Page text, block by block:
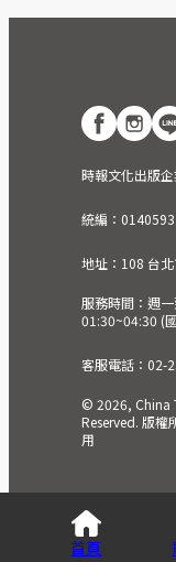
時報文化出版
統編：
地址：108 台
服務時間：週
01:30~04:30 (
客服電話：02-
© 2026, China
Reserved. 版權
用
首頁